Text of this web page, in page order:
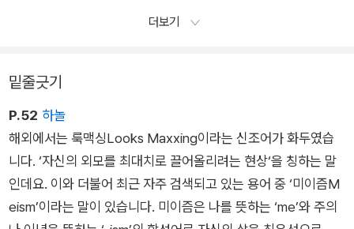
서 정신건강의학과를 방문해야 한다고 생각하시나요?”라는 질
요하면 언제든지”에 응답한 사람은 22.4%로 2배 이상입니다.
로 변했음을 알 수 있습니다.
스트레스가 일상이 되고, 우울증과 불면, 공황장애 등의 현대식
병명이 흔하게 들리다 보니, 이제는 정신과 방문이나 상담에 대해
공개적으로 편히 이야기하고, 아무렇지도 않게 보기도 합니다. 어
느 대학의 과 동아리에서 한 친구가 정신적으로 힘들고 우울하다
듣는 친구, 영화 감상 모임 친구 등이 다 따로인 식입니다. 관심과
트’가 친구가 됩니다.
이러한 현상은 데이터로도 확인됩니다. 한화손보 펨테크연구소
리포트에 따르면, 학교 친구, 남자친구 등 전통적 관계에 관한 언
급은 줄어드는 반면, 트위터 친구, 덕질 친구 등 온라인에서 만나
는 친구와 밥친구, 술친구 등과 같이 목적을 갖고 만나는 새로운
친구 유형의 언급량이 증가하는 것으로 나타났습니다. 시간과 에
너지를 아낄 수 있는 온라인으로 관계를 맺거나 그때그때 관심의
더보기
밑줄긋기
P.52 하놀
해외에서는 룩맥싱Looks Maxxing이라는 신조어가 화두였습
니다. ‘자신의 외모를 최대치로 끌어올리려는 현상‘을 칭하는 말
인데요. 이와 더불어 최근 자주 검색되고 있는 용어 중 ‘미이즘M
eism’이라는 말이 있습니다. 미이즘은 나를 뜻하는 ‘me’와 주의